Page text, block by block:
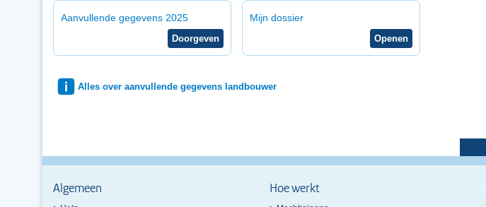
Aanvullende gegevens 2025 Mijn dossier
Alles over aanvullende gegevens landbouwer
Algemeen Hoe werkt